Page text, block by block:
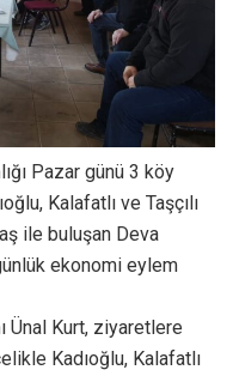
Pazar günü 3 köy
Kalafatlı ve Taşçılı
ile buluşan Deva
ekonomi eylem
Ünal Kurt, ziyaretlere
Kadıoğlu, Kalafatlı